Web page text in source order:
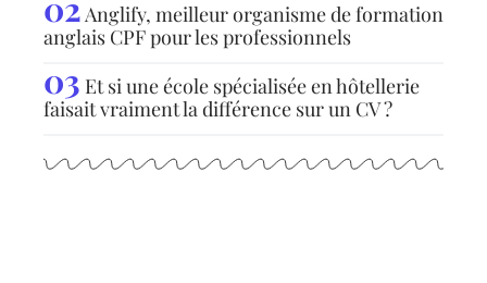
Anglify, meilleur organisme de formation
anglais CPF pour les professionnels
Et si une école spécialisée en hôtellerie
faisait vraiment la différence sur un CV ?